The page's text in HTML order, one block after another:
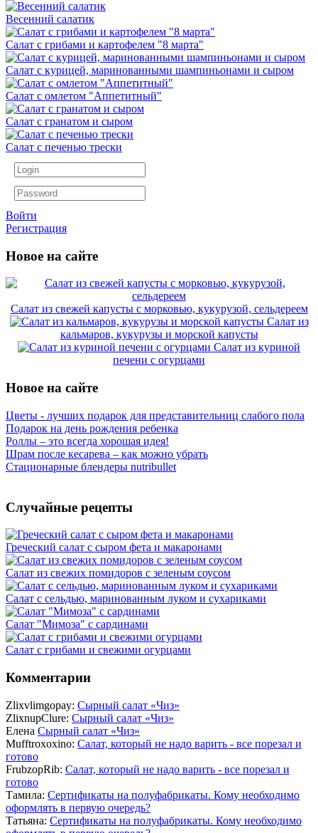
Весенний салатик
Салат с грибами и картофелем "8 марта"
Салат с курицей, маринованными шампиньонами и сыром
Салат с омлетом "Аппетитный"
Салат с гранатом и сыром
Салат с печенью трески
Войти
Регистрация
Новое на сайте
Салат из свежей капусты с морковью, кукурузой, сельдереем
Салат из
кальмаров, кукурузы и морской капусты
Салат из куриной
печени с огурцами
Новое на сайте
Цветы - лучших подарок для представительниц слабого пола
Подарок на день рождения ребенка
Роллы – это всегда хорошая идея!
Шрам после кесарева – как можно убрать
Стационарные блендеры nutribullet
Случайные рецепты
Греческий салат с сыром фета и макаронами
Салат из свежих помидоров с зеленым соусом
Салат с сельдью, маринованным луком и сухариками
Салат "Мимоза" с сардинами
Салат с грибами и свежими огурцами
Комментарии
Zlixvlimgopay: Сырный салат «Чиз»
ZlixnupClure: Сырный салат «Чиз»
Елена Сырный салат «Чиз»
Mufftroxoxino: Салат, который не надо варить - все порезал и
готово
FrubzopRib: Салат, который не надо варить - все порезал и
готово
Тамила: Сертификаты на полуфабрикаты. Кому необходимо
оформлять в первую очередь?
Татьяна: Сертификаты на полуфабрикаты. Кому необходимо